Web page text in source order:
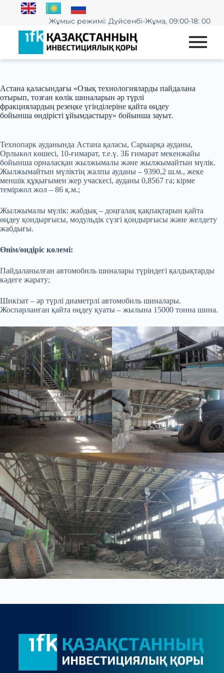
Жұмыс режимі: Дүйсенбі-Жұма, 09:00-18: 00
Астана қаласындағы «Озық технологияларды пайдалана
отырып, тозған көлік шиналарын әр түрлі
фракциялардың резеңке үгінділеріне қайта өңдеу
бойынша өндірісті ұйымдастыру» бойынша зауыт.
Технопарк ауданында Астана қаласы, Сарыарқа ауданы,
Орлыкөл көшесі, 10-ғимарат, т.е.ү. 3Б ғимарат мекенжайы
бойынша орналасқан жылжымалы және жылжымайтын мүлік.
Жылжымайтын мүліктің жалпы ауданы – 9390,2 ш.м., жеке
меншік құқығымен жер учаскесі, ауданы 0,8567 га; кірме
теміржол жол – 86 қ.м.;
Жылжымалы мүлік: жабдық – доңғалақ қақпақтарын қайта
өңдеу қондырғысы, модульдік сүзгі қондырғысы және желдету
жабдығы.
Өнім/өндіріс көлемі:
Пайдаланылған автомобиль шиналары түріндегі қалдықтарды
кәдеге жарату;
Шикізат – әр түрлі диаметрлі автомобиль шиналары.
Жоспарланған қайта өңдеу қуаты – жылына 15000 тонна шина.